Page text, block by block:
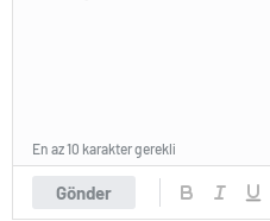
Gönder
En az 10 karakter gerekli